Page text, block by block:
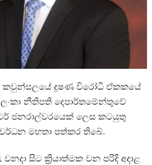
කවුන්සලයේ දූෂණ විරෝධී ඒකකයේ
ලංකා නීතිපති දෙපාර්තමේන්තුවේ
ජනරාල්වරයෙක් ලෙස කටයුතු
මහතා පත්කර තිබේ.
සිට ක්‍රියාත්මක වන පරිදි අදාළ